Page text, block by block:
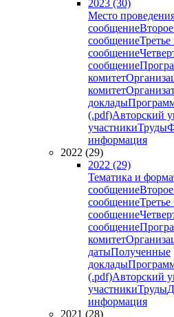
2023 (30)
Место
сообщение
сообщение
сообщение
сообщение
комитет
комитет
доклады
(.pdf)Авторский
участникиТруды
информация
2022 (29)
2022 (29)
Тематика и
сообщение
сообщение
сообщение
сообщение
комитет
датыПолученные
доклады
(.pdf)Авторский
участникиТруды
информация
2021 (28)